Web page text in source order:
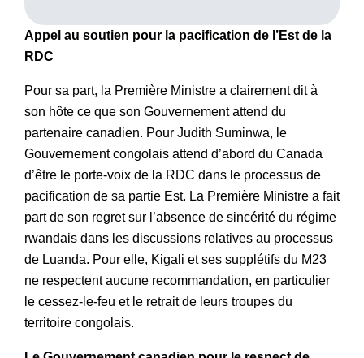
Appel au soutien pour la pacification de l’Est de la
RDC
Pour sa part, la Première Ministre a clairement dit à
son hôte ce que son Gouvernement attend du
partenaire canadien. Pour Judith Suminwa, le
Gouvernement congolais attend d’abord du Canada
d’être le porte-voix de la RDC dans le processus de
pacification de sa partie Est. La Première Ministre a fait
part de son regret sur l’absence de sincérité du régime
rwandais dans les discussions relatives au processus
de Luanda. Pour elle, Kigali et ses supplétifs du M23
ne respectent aucune recommandation, en particulier
le cessez-le-feu et le retrait de leurs troupes du
territoire congolais.